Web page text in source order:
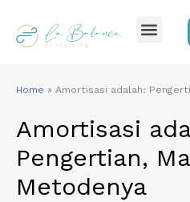
content
Home » Amortisasi adalah:
Amortisasi
Pengertian,
Metodenya